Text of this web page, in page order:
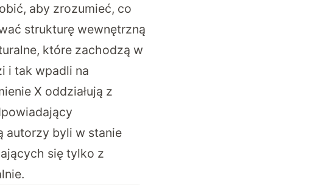
aby zrozumieć, co
strukturę wewnętrzną
które zachodzą w
i tak wpadli na
X oddziałują z
autorzy byli w stanie
się tylko z